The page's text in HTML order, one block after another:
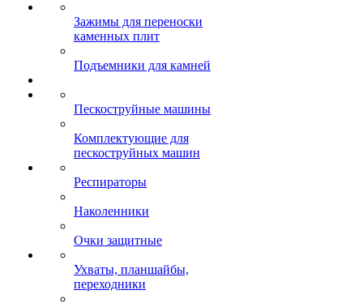
Зажимы для переноски
каменных плит
Подъемники для камней
Пескоструйные машины
Комплектующие для
пескоструйных машин
Респираторы
Наколенники
Очки защитные
Ухваты, планшайбы,
переходники